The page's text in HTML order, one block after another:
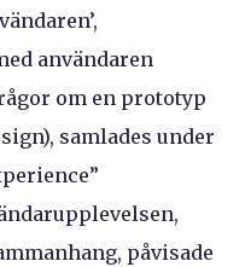
användaren
om en prototyp
samlades under
påvisade